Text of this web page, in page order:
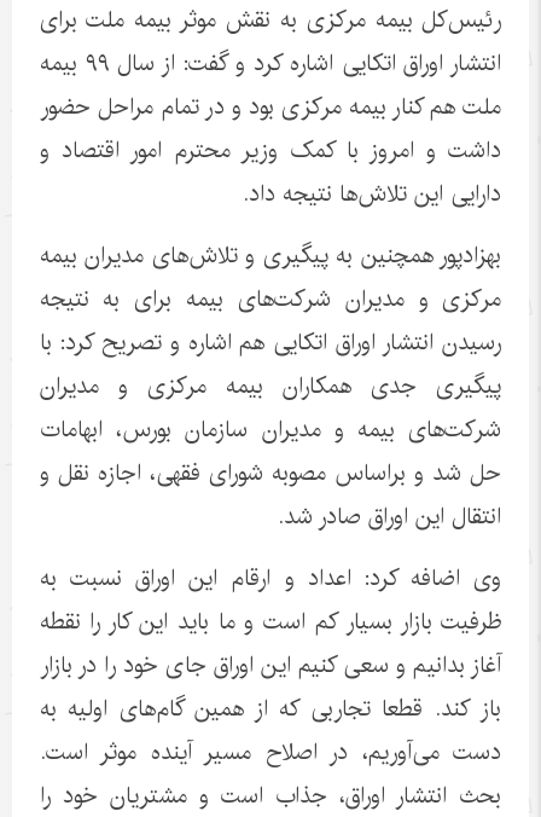
رئیس‌کل بیمه مرکزی به نقش موثر بیمه ملت برای
انتشار اوراق اتکایی اشاره کرد و گفت: از سال ۹۹ بیمه
ملت هم کنار بیمه مرکزی بود و در تمام مراحل حضور
داشت و امروز با کمک وزیر محترم امور اقتصاد و
دارایی این تلاش‌ها نتیجه داد.
بهزادپور همچنین به پیگیری و تلاش‌های مدیران بیمه
مرکزی و مدیران شرکت‌های بیمه برای به نتیجه
رسیدن انتشار اوراق اتکایی هم اشاره و تصریح کرد: با
پیگیری جدی همکاران بیمه مرکزی و مدیران
شرکت‌های بیمه و مدیران سازمان بورس، ابهامات
حل شد و براساس مصوبه شورای فقهی، اجازه نقل و
انتقال این اوراق صادر شد.
وی اضافه کرد: اعداد و ارقام این اوراق نسبت به
ظرفیت بازار بسیار کم است و ما باید این کار را نقطه
آغاز بدانیم و سعی کنیم این اوراق جای خود را در بازار
باز کند. قطعا تجاربی که از همین گام‌های اولیه به
دست می‌آوریم، در اصلاح‌ مسیر آینده موثر است.
بحث انتشار اوراق، جذاب است و مشتریان خود را